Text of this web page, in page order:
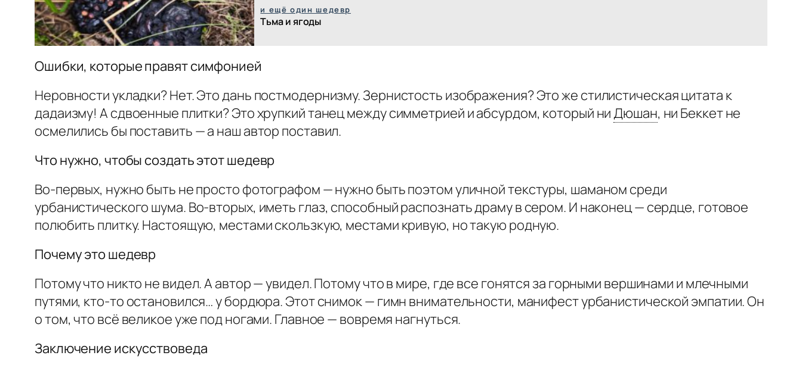
и ещё один шедевр
Тьма и ягоды
Ошибки, которые правят симфонией
Неровности укладки? Нет. Это дань постмодернизму. Зернистость изображения? Это же стилистическая цитата к
дадаизму! А сдвоенные плитки? Это хрупкий танец между симметрией и абсурдом, который ниДюшан, ни Беккет не
осмелились бы поставить — а наш автор поставил.
Что нужно, чтобы создать этот шедевр
Во-первых, нужно быть не просто фотографом — нужно быть поэтом уличной текстуры, шаманом среди
урбанистического шума. Во-вторых, иметь глаз, способный распознать драму в сером. И наконец — сердце, готовое
полюбить плитку. Настоящую, местами скользкую, местами кривую, но такую родную.
Почему это шедевр
Потому что никто не видел. А автор — увидел. Потому что в мире, где все гонятся за горными вершинами и млечными
путями, кто-то остановился… у бордюра. Этот снимок — гимн внимательности, манифест урбанистической эмпатии. Он
о том, что всё великое уже под ногами. Главное — вовремя нагнуться.
Заключение искусствоведа